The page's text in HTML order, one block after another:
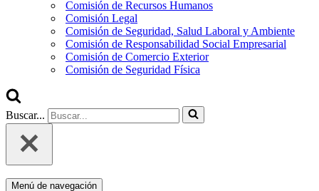
Comisión de Recursos Humanos
Comisión Legal
Comisión de Seguridad, Salud Laboral y Ambiente
Comisión de Responsabilidad Social Empresarial
Comisión de Comercio Exterior
Comisión de Seguridad Física
Buscar...
Menú de navegación